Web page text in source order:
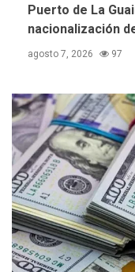
Puerto de La
nacionalización
agosto 7, 2026 97